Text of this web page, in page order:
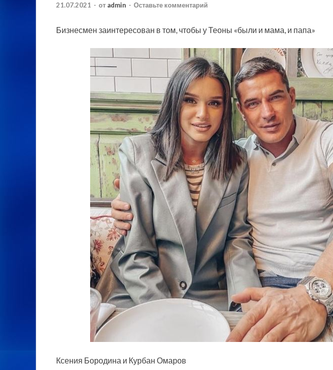
21.07.2021 - от admin - Оставьте комментарий
Бизнесмен заинтересован в том, чтобы у Теоны «были и мама, и папа»
Ксения Бородина и Курбан Омаров